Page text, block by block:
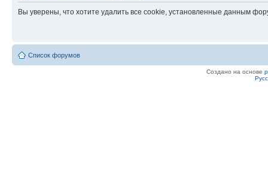
Вы уверены, что хотите удалить все cookie, установленные данным
Список форумов
Создано на основе